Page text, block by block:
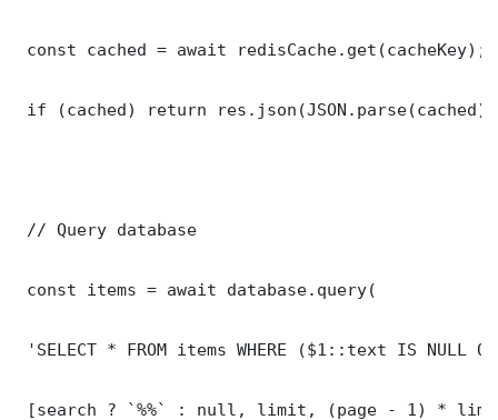
const cached = await redisCache.get(cacheKey);
if (cached) return
// Query database
const items = await database.query(
'SELECT * FROM items WHERE ($1::text IS NULL
[search ? `%%` : null, limit, (page - 1) *